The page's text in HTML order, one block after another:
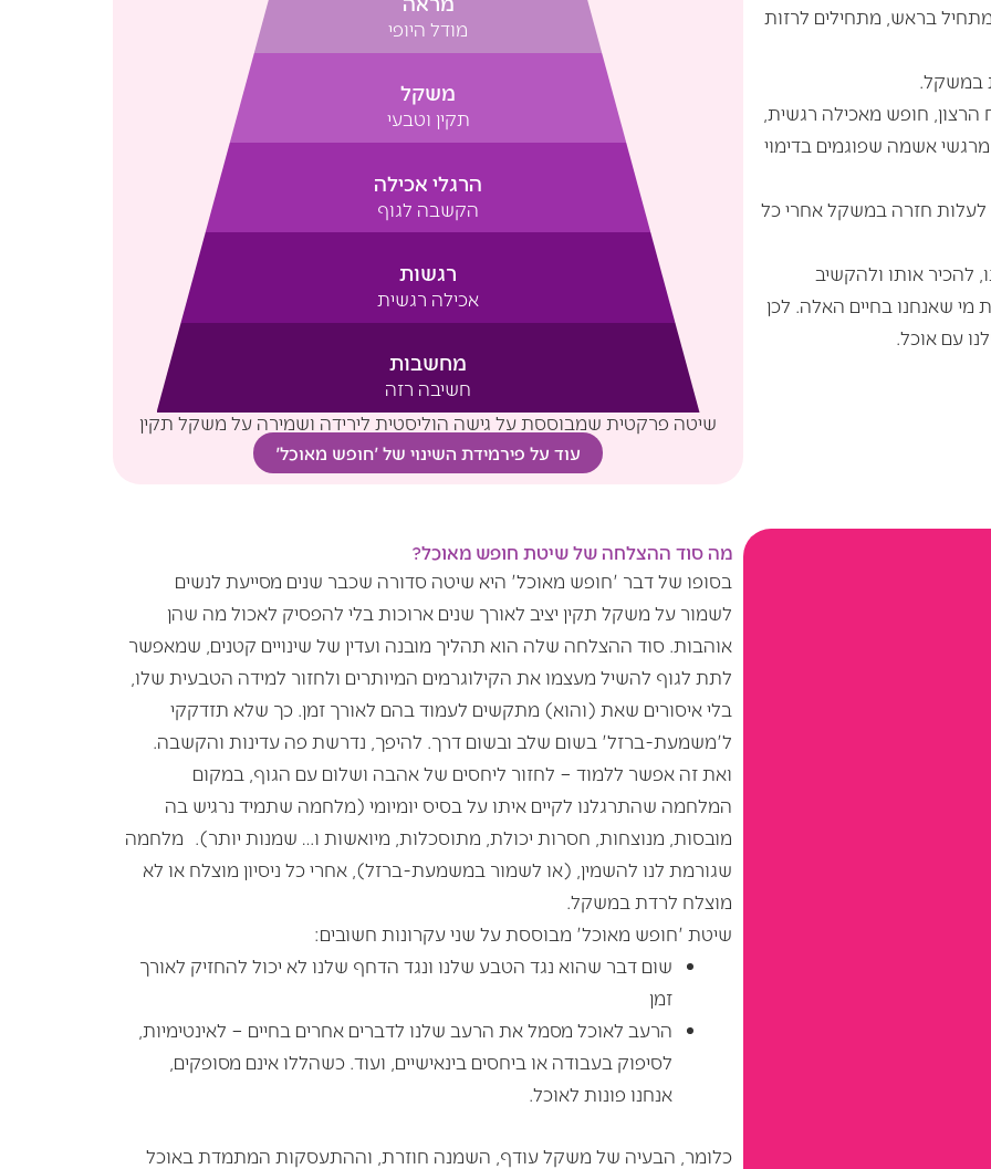
בראש, מתחילים לרזות
במשקל.
חופש מאכילה רגשית,
אשמה שפוגמים בדימוי
חזרה במשקל אחרי כל
להכיר אותו ולהקשיב
מי שאנחנו בחיים האלה. לכן
עם אוכל.
מודל היופי
משקל
תקין וטבעי
הרגלי אכילה
הקשבה לגוף
רגשות
אכילה רגשית
מחשבות
חשיבה רזה
שיטה פרקטית שמבוססת על גישה הוליסטית לירידה ושמירה על משקל תקין
עוד על פירמידת השינוי של 'חופש מאוכל'
מה סוד ההצלחה של שיטת חופש מאוכל?
בסופו של דבר 'חופש מאוכל' היא שיטה סדורה שכבר שנים מסייעת לנשים
לשמור על משקל תקין יציב לאורך שנים ארוכות בלי להפסיק לאכול מה שהן
אוהבות. סוד ההצלחה שלה הוא תהליך מובנה ועדין של שינויים קטנים, שמאפשר
לתת לגוף להשיל מעצמו את הקילוגרמים המיותרים ולחזור למידה הטבעית שלו,
בלי איסורים שאת (והוא) מתקשים לעמוד בהם לאורך זמן. כך שלא תזדקקי
ל'משמעת-ברזל' בשום שלב ובשום דרך. להיפך, נדרשת פה עדינות והקשבה.
ואת זה אפשר ללמוד – לחזור ליחסים של אהבה ושלום עם הגוף, במקום
המלחמה שהתרגלנו לקיים איתו על בסיס יומיומי (מלחמה שתמיד נרגיש בה
מובסות, מנוצחות, חסרות יכולת, מתוסכלות, מיואשות ו… שמנות יותר). מלחמה
שגורמת לנו להשמין, (או לשמור במשמעת-ברזל), אחרי כל ניסיון מוצלח או לא
מוצלח לרדת במשקל.
שיטת 'חופש מאוכל' מבוססת על שני עקרונות חשובים:
שום דבר שהוא נגד הטבע שלנו ונגד הדחף שלנו לא יכול להחזיק לאורך
זמן
הרעב לאוכל מסמל את הרעב שלנו לדברים אחרים בחיים – לאינטימיות,
לסיפוק בעבודה או ביחסים בינאישיים, ועוד. כשהללו אינם מסופקים,
אנחנו פונות לאוכל.
כלומר, הבעיה של משקל עודף, השמנה חוזרת, וההתעסקות המתמדת באוכל